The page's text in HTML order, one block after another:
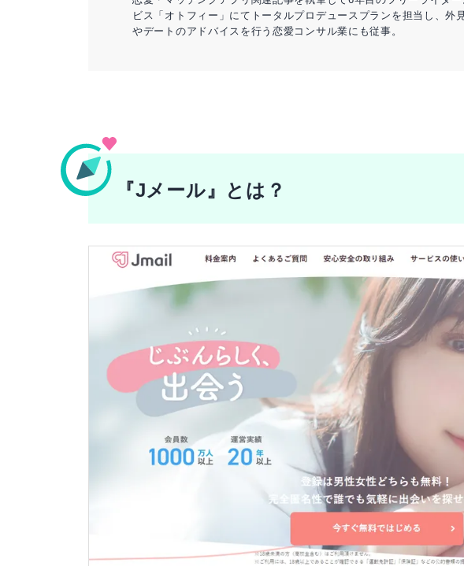
ビス「オトフィー」にてトータルプロデュースプランを担当し、外
やデートのアドバイスを行う恋愛コンサル業にも従事。
『Jメール』とは？